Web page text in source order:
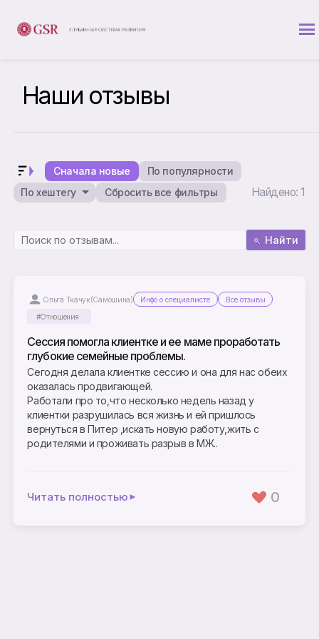
Наши отзывы
Сначала новые
По популярности
По хештегу
Сбросить все фильтры Найдено: 1
Найти
Ольга Ткачук(Самошина) Инфо о специалисте
Все отзывы
#Отношения
Сессия помогла клиентке и ее маме проработать
глубокие семейные проблемы.
Сегодня делала клиентке сессию и она для нас обеих
оказалась продвигающей.
Работали про то,что несколько недель назад у
клиентки разрушилась вся жизнь и ей пришлось
вернуться в Питер ,искать новую работу,жить с
родителями и проживать разрыв в МЖ..
Читать полностью 0